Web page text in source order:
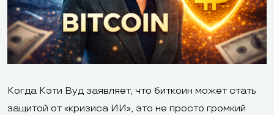
Когда Кэти Вуд заявляет, что биткоин может стать
защитой от «кризиса ИИ», это не просто громкий